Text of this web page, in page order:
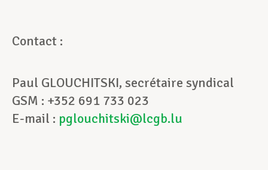
Contact :
Paul GLOUCHITSKI, secrétaire syndical
GSM : +352 691 733 023
E-mail : pglouchitski@lcgb.lu